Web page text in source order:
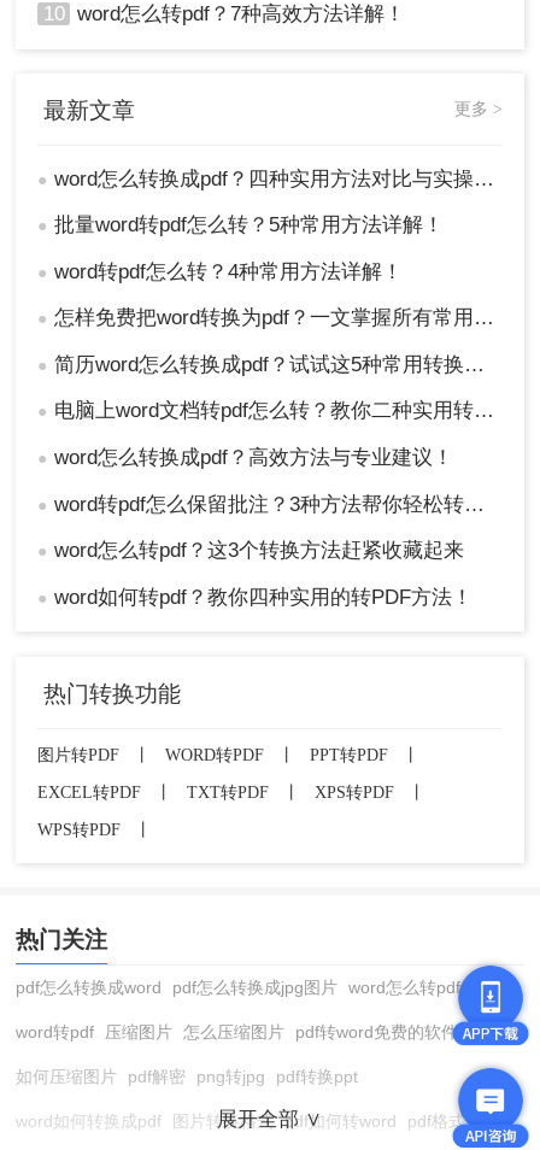
10 word怎么转pdf？7种高效方法详解！
最新文章 更多 >
● word怎么转换成pdf？四种实用方法对比与实操指南（附详细表格）！
● 批量word转pdf怎么转？5种常用方法详解！
● word转pdf怎么转？4种常用方法详解！
● 怎样免费把word转换为pdf？一文掌握所有常用方法！
● 简历word怎么转换成pdf？试试这5种常用转换方法！
● 电脑上word文档转pdf怎么转？教你二种实用转换方法！
● word怎么转换成pdf？高效方法与专业建议！
● word转pdf怎么保留批注？3种方法帮你轻松转换！
● word怎么转pdf？这3个转换方法赶紧收藏起来
● word如何转pdf？教你四种实用的转PDF方法！
热门转换功能
图片转PDF WORD转PDF PPT转PDF
EXCEL转PDF
TXT转PDF XPS转PDF
WPS转PDF
热门关注
pdf怎么转换成word pdf怎么转换成jpg图片 word怎么转pdf
word转pdf 压缩图片 怎么压缩图片 pdf转word免费的软件
如何压缩图片 pdf解密 png转jpg pdf转换ppt
word如何转换成pdf 图片转换格式 pdf如何转word pdf格式转换
展开全部 ∨